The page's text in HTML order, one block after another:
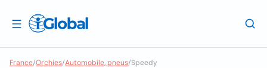
France/Orchies/Automobile, pneus/Speedy